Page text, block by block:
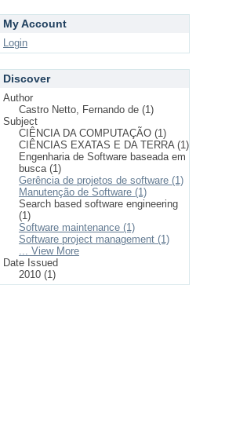
My Account
Login
Discover
Author
Castro Netto, Fernando de (1)
Subject
CIÊNCIA DA COMPUTAÇÃO (1)
CIÊNCIAS EXATAS E DA TERRA (1)
Engenharia de Software baseada em
busca (1)
Gerência de projetos de software (1)
Manutenção de Software (1)
Search based software engineering
(1)
Software maintenance (1)
Software project management (1)
... View More
Date Issued
2010 (1)